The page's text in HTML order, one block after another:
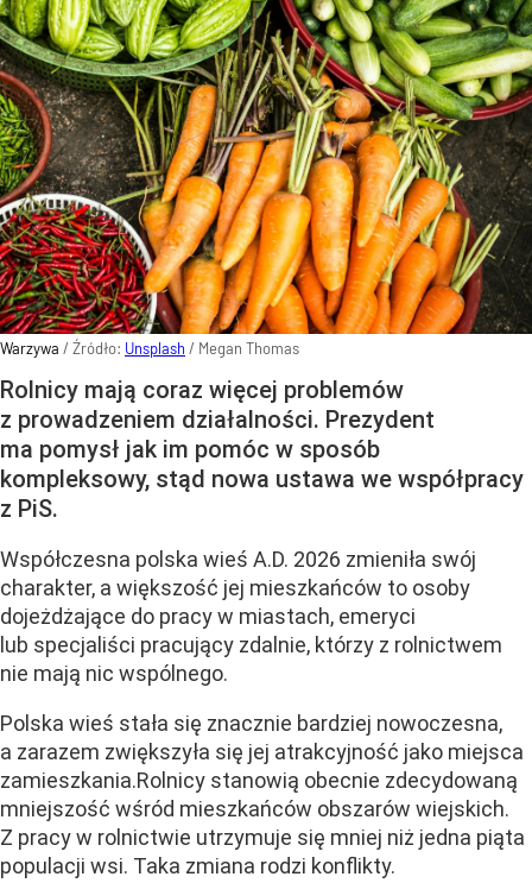
Warzywa / Źródło: Unsplash / Megan Thomas
Rolnicy mają coraz więcej problemów
z prowadzeniem działalności. Prezydent
ma pomysł jak im pomóc w sposób
kompleksowy, stąd nowa ustawa we współpracy
z PiS.
Współczesna polska wieś A.D. 2026 zmieniła swój
charakter, a większość jej mieszkańców to osoby
dojeżdżające do pracy w miastach, emeryci
lub specjaliści pracujący zdalnie, którzy z rolnictwem
nie mają nic wspólnego.
Polska wieś stała się znacznie bardziej nowoczesna,
a zarazem zwiększyła się jej atrakcyjność jako miejsca
zamieszkania.Rolnicy stanowią obecnie zdecydowaną
mniejszość wśród mieszkańców obszarów wiejskich.
Z pracy w rolnictwie utrzymuje się mniej niż jedna piąta
populacji wsi. Taka zmiana rodzi konflikty.